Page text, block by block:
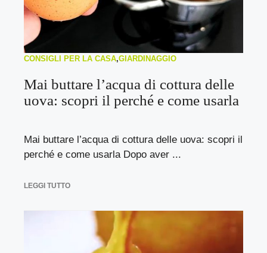
CONSIGLI PER LA CASA,GIARDINAGGIO
Mai buttare l’acqua di cottura delle
uova: scopri il perché e come usarla
Mai buttare l’acqua di cottura delle uova: scopri il
perché e come usarla Dopo aver ...
LEGGI TUTTO